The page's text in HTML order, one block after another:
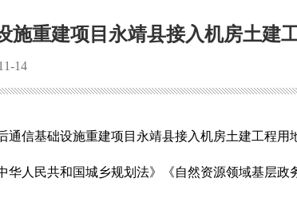
施重建项目永靖县接入机房土建
14
信基础设施重建项目永靖县接入机房土建工程
人民共和国城乡规划法》《自然资源领域基层